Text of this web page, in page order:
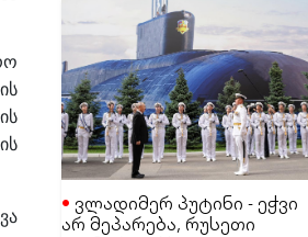
ვლადიმერ პუტინი - ეჭვი
არ მეპარება, რუსეთი